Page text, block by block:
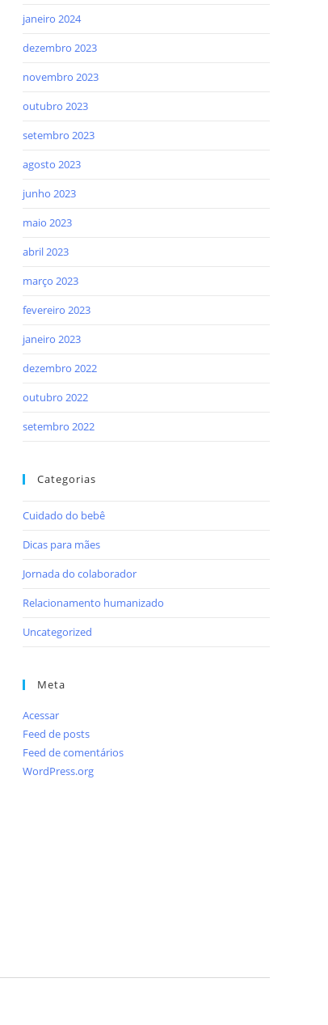
janeiro 2024
dezembro 2023
novembro 2023
outubro 2023
setembro 2023
agosto 2023
junho 2023
maio 2023
abril 2023
março 2023
fevereiro 2023
janeiro 2023
dezembro 2022
outubro 2022
setembro 2022
Categorias
Cuidado do bebê
Dicas para mães
Jornada do colaborador
Relacionamento humanizado
Uncategorized
Meta
Acessar
Feed de posts
Feed de comentários
WordPress.org